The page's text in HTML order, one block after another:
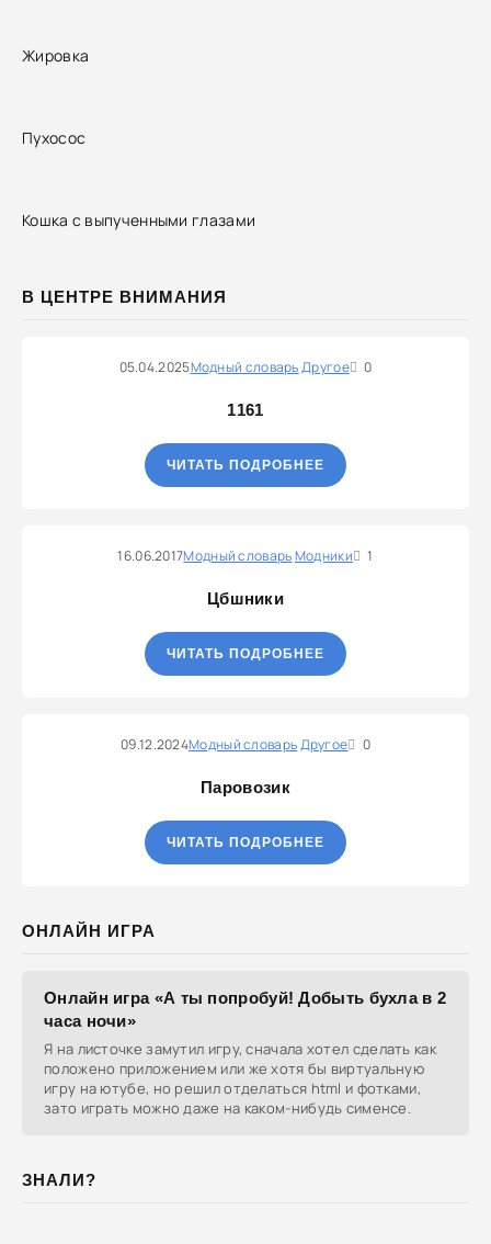
Жировка
Пухосос
Кошка с выпученными глазами
В ЦЕНТРЕ ВНИМАНИЯ
05.04.2025Модный словарьДругое 0
1161
ЧИТАТЬ ПОДРОБНЕЕ
16.06.2017Модный словарьМодники 1
Цбшники
ЧИТАТЬ ПОДРОБНЕЕ
09.12.2024Модный словарьДругое 0
Паровозик
ЧИТАТЬ ПОДРОБНЕЕ
ОНЛАЙН ИГРА
Онлайн игра «А ты попробуй! Добыть бухла в 2
часа ночи»
Я на листочке замутил игру, сначала хотел сделать как
положено приложением или же хотя бы виртуальную
игру на ютубе, но решил отделаться html и фотками,
зато играть можно даже на каком-нибудь сименсе.
ЗНАЛИ?